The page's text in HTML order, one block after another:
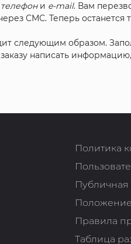
телефони e-mail. Вам
СМС. Теперь останется
следующим образом.
написать
Политика
Публичная
Правила
Таблица